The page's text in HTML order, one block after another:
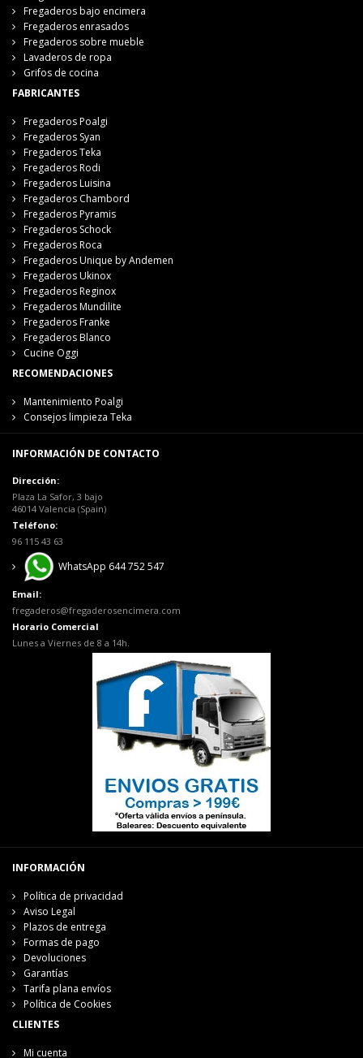
Fregaderos bajo encimera
Fregaderos enrasados
Fregaderos sobre mueble
Lavaderos de ropa
Grifos de cocina
FABRICANTES
Fregaderos Poalgi
Fregaderos Syan
Fregaderos Teka
Fregaderos Rodi
Fregaderos Luisina
Fregaderos Chambord
Fregaderos Pyramis
Fregaderos Schock
Fregaderos Roca
Fregaderos Unique by Andemen
Fregaderos Ukinox
Fregaderos Reginox
Fregaderos Mundilite
Fregaderos Franke
Fregaderos Blanco
Cucine Oggi
RECOMENDACIONES
Mantenimiento Poalgi
Consejos limpieza Teka
INFORMACIÓN DE CONTACTO
Dirección:
Plaza La Safor, 3 bajo
46014 Valencia (Spain)
Teléfono:
96 115 43 63
WhatsApp 644 752 547
Email:
fregaderos@fregaderosencimera.com
Horario Comercial
Lunes a Viernes de 8 a 14h.
INFORMACIÓN
Política de privacidad
Aviso Legal
Plazos de entrega
Formas de pago
Devoluciones
Garantías
Tarifa plana envíos
Política de Cookies
CLIENTES
Mi cuenta